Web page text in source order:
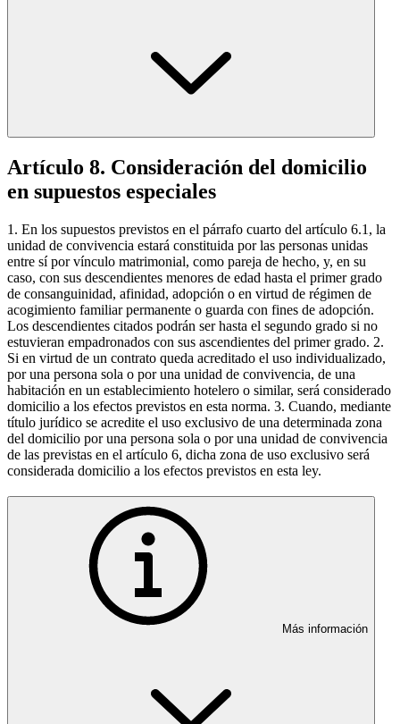
Artículo 8. Consideración del domicilio
en supuestos especiales
1. En los supuestos previstos en el párrafo cuarto del artículo 6.1, la
unidad de convivencia estará constituida por las personas unidas
entre sí por vínculo matrimonial, como pareja de hecho, y, en su
caso, con sus descendientes menores de edad hasta el primer grado
de consanguinidad, afinidad, adopción o en virtud de régimen de
acogimiento familiar permanente o guarda con fines de adopción.
Los descendientes citados podrán ser hasta el segundo grado si no
estuvieran empadronados con sus ascendientes del primer grado. 2.
Si en virtud de un contrato queda acreditado el uso individualizado,
por una persona sola o por una unidad de convivencia, de una
habitación en un establecimiento hotelero o similar, será considerado
domicilio a los efectos previstos en esta norma. 3. Cuando, mediante
título jurídico se acredite el uso exclusivo de una determinada zona
del domicilio por una persona sola o por una unidad de convivencia
de las previstas en el artículo 6, dicha zona de uso exclusivo será
considerada domicilio a los efectos previstos en esta ley.
Más información